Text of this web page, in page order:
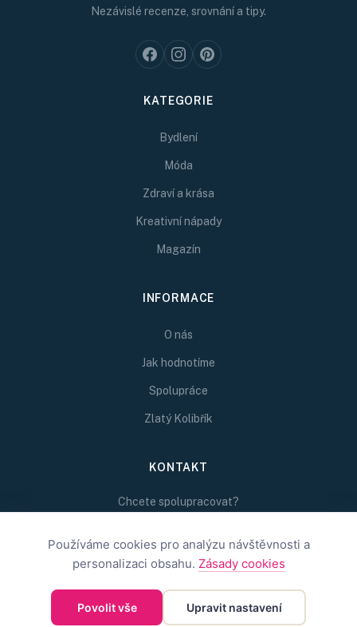
Nezávislé recenze, srovnání a tipy.
KATEGORIE
Bydlení
Móda
Zdraví a krása
Kreativní nápady
Magazín
INFORMACE
O nás
Jak hodnotíme
Spolupráce
Zlatý Kolibřík
KONTAKT
Chcete spolupracovat?
redakce@inspirativni.cz
Inspirativní.cz — Inspirativní.cz s.r.o.
Používáme cookies pro analýzu návštěvnosti a
personalizaci obsahu. Zásady cookies
Povolit vše Upravit nastavení